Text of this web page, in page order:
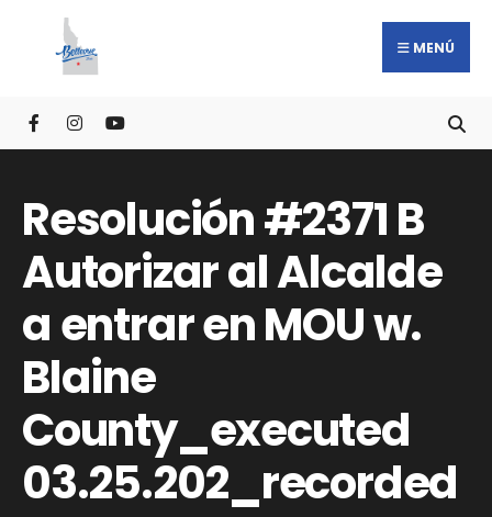
MENÚ
Resolución #2371 B
Autorizar al Alcalde
a entrar en MOU w.
Blaine
County_executed
03.25.202_recorded